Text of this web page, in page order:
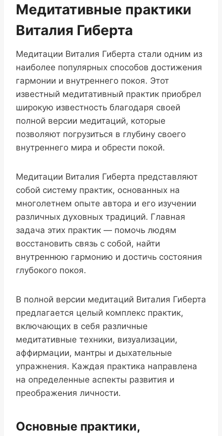
Медитативные практики
Виталия Гиберта
Медитации Виталия Гиберта стали одним из
наиболее популярных способов достижения
гармонии и внутреннего покоя. Этот
известный медитативный практик приобрел
широкую известность благодаря своей
полной версии медитаций, которые
позволяют погрузиться в глубину своего
внутреннего мира и обрести покой.
Медитации Виталия Гиберта представляют
собой систему практик, основанных на
многолетнем опыте автора и его изучении
различных духовных традиций. Главная
задача этих практик — помочь людям
восстановить связь с собой, найти
внутреннюю гармонию и достичь состояния
глубокого покоя.
В полной версии медитаций Виталия Гиберта
предлагается целый комплекс практик,
включающих в себя различные
медитативные техники, визуализации,
аффирмации, мантры и дыхательные
упражнения. Каждая практика направлена
на определенные аспекты развития и
преображения личности.
Основные практики,